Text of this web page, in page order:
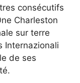
consécutifs
Charleston
sur terre
Internazionali
de ses